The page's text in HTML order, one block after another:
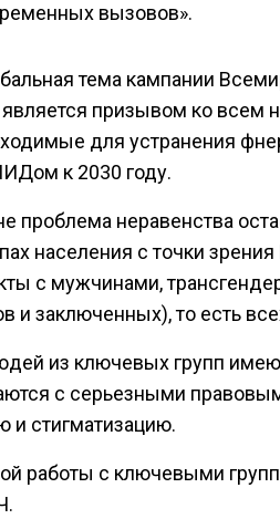
вызовов».
тема кампании
призывом ко всем
для устранения
к 2030 году.
проблема неравенства
населения с точки
с мужчинами,
и заключенных), то есть
из ключевых групп
с серьезными
и стигматизацию.
работы с ключевыми